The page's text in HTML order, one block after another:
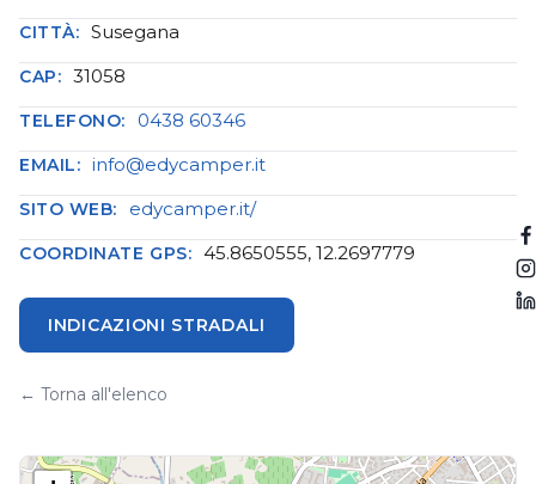
CITTÀ: Susegana
CAP: 31058
TELEFONO: 0438 60346
EMAIL: info@edycamper.it
SITO WEB: edycamper.it/
COORDINATE GPS: 45.8650555, 12.2697779
INDICAZIONI STRADALI
← Torna all'elenco